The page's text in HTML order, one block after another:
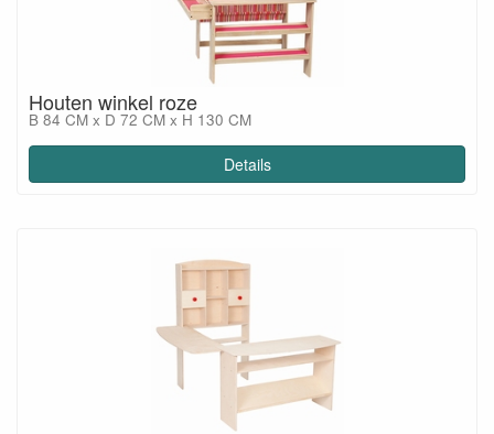
Houten winkel roze
B 84 CM x D 72 CM x H 130 CM
Details